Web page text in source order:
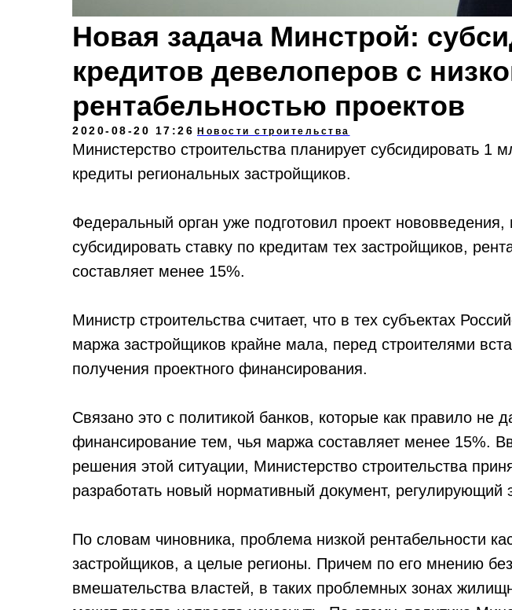
Новая задача Минстрой:
кредитов девелоперов с
рентабельностью проектов
2020-08-20 17:26 Новости строительства
Министерство строительства планирует субсидировать 1
кредиты региональных застройщиков.
Федеральный орган уже подготовил проект
субсидировать ставку по кредитам тех застройщиков,
составляет менее 15%.
Министр строительства считает, что в тех субъектах
маржа застройщиков крайне мала, перед строителями
получения проектного финансирования.
Связано это с политикой банков, которые как правило не
финансирование тем, чья маржа составляет менее 15%.
решения этой ситуации, Министерство строительства
разработать новый нормативный документ, регулирующий
По словам чиновника, проблема низкой рентабельности
застройщиков, а целые регионы. Причем по его мнению
вмешательства властей, в таких проблемных зонах